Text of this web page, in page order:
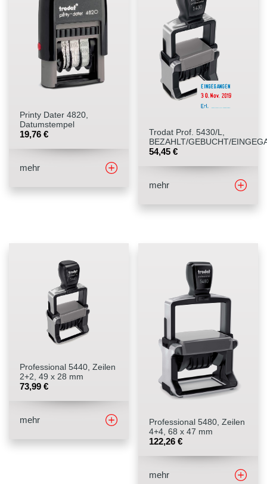
Printy Dater 4820,
Datumstempel
19,76 €
mehr
Trodat Prof. 5430/L,
BEZAHLT/GEBUCHT/
54,45€
mehr
Professional 5440, Zeilen
2+2, 49 x 28 mm
73,99 €
mehr
Professional 5480, Zeilen
4+4, 68 x 47 mm
122,26€
mehr